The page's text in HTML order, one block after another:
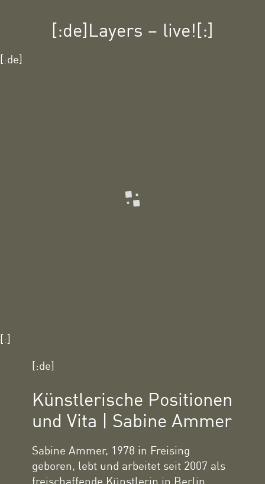
[:de]Layers – live![:]
[:de]
[:]
[:de]
Künstlerische Positionen
und Vita | Sabine Ammer
Sabine Ammer, 1978 in Freising
geboren, lebt und arbeitet seit 2007 als
freischaffende Künstlerin in Berlin.